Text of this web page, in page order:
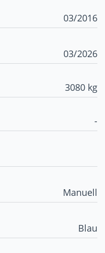
03/2016
03/2026
3080 kg
-
Manuell
Blau